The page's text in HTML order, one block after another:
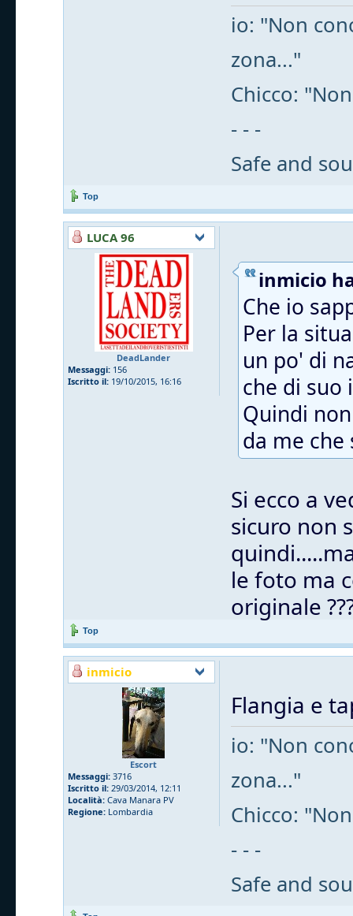
io: "Non
zona..."
Chicco:
- - -
Safe and
Top
LUCA 96
DeadLander
Messaggi: 156
Iscritto il: 19/10/2015, 16:16
inmicio
Che io
Per la
un po' di
che di suo
Quindi
da me
Si ecco a
sicuro non
le foto ma
originale
Top
inmicio
Escort
Messaggi: 3716
Iscritto il: 29/03/2014, 12:11
Località: Cava Manara PV
Regione: Lombardia
Flangia e
io: "Non
zona..."
Chicco:
- - -
Safe and